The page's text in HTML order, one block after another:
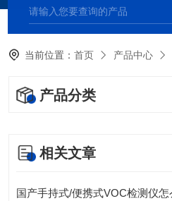
当前位置：首页 产品中心
产品分类
相关文章